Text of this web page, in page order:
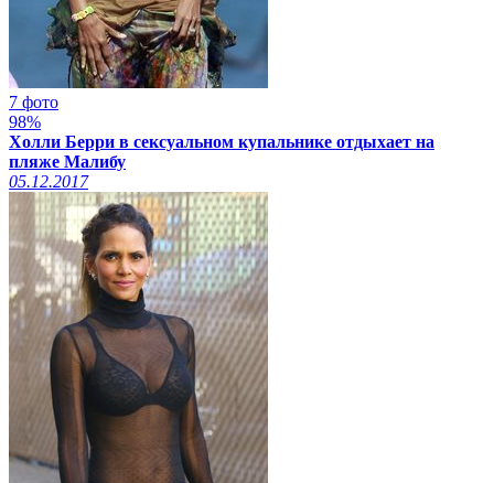
7 фото
98%
Холли Берри в сексуальном купальнике отдыхает на
пляже Малибу
05.12.2017